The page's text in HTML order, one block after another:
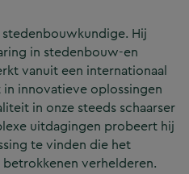
stedenbouwkundige. Hij
in stedenbouw-en
vanuit een internationaal
innovatieve oplossingen
in onze steeds schaarser
uitdagingen probeert hij
te vinden die het
verhelderen.